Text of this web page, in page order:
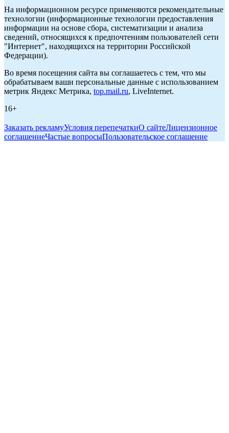
На информационном ресурсе применяются рекомендательные
технологии (информационные технологии предоставления
информации на основе сбора, систематизации и анализа
сведений, относящихся к предпочтениям пользователей сети
"Интернет", находящихся на территории Российской
Федерации).
Во время посещения сайта вы соглашаетесь с тем, что мы
обрабатываем ваши персональные данные с использованием
метрик Яндекс Метрика, top.mail.ru, LiveInternet.
16+
Заказать рекламуУсловия перепечаткиО сайтеЛицензионное
соглашениеЧастые вопросыПользовательское соглашение